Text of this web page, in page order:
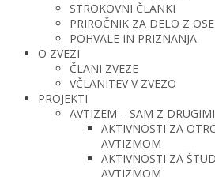
STROKOVNI ČLANKI
PRIROČNIK ZA DELO Z
POHVALE IN PRIZNANJA
O ZVEZI
ČLANI ZVEZE
VČLANITEV V ZVEZO
PROJEKTI
AVTIZEM – SAM Z
AKTIVNOSTI ZA
AVTIZMOM
AKTIVNOSTI ZA
AVTIZMOM